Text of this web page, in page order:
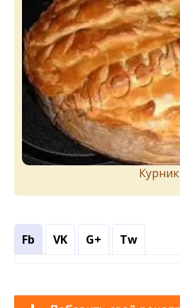
Курник
Fb VK G+ Tw